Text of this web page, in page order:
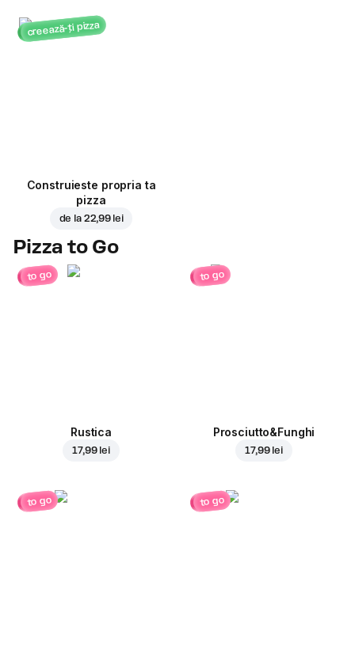
creează-ți pizza
Construieste propria ta
pizza
de la 22,99 lei
Pizza to Go
to go
Rustica
17,99 lei
to go
Prosciutto&Funghi
17,99 lei
to go to go